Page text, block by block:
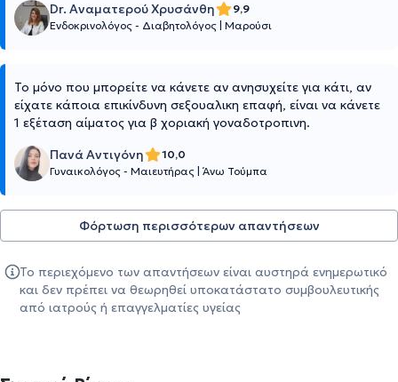
Dr. Αναματερού Χρυσάνθη
9,9
Ενδοκρινολόγος - Διαβητολόγος Μαρούσι
Το μόνο που μπορείτε να κάνετε αν ανησυχείτε για κάτι, αν
είχατε κάποια επικίνδυνη σεξουαλικη επαφή, είναι να κάνετε
1 εξέταση αίματος για β χοριακή γοναδοτροπινη.
Πανά Αντιγόνη
10,0
Γυναικολόγος - Μαιευτήρας Άνω Τούμπα
Φόρτωση περισσότερων απαντήσεων
Το περιεχόμενο των απαντήσεων είναι αυστηρά ενημερωτικό
και δεν πρέπει να θεωρηθεί υποκατάστατο συμβουλευτικής
από ιατρούς ή επαγγελματίες υγείας